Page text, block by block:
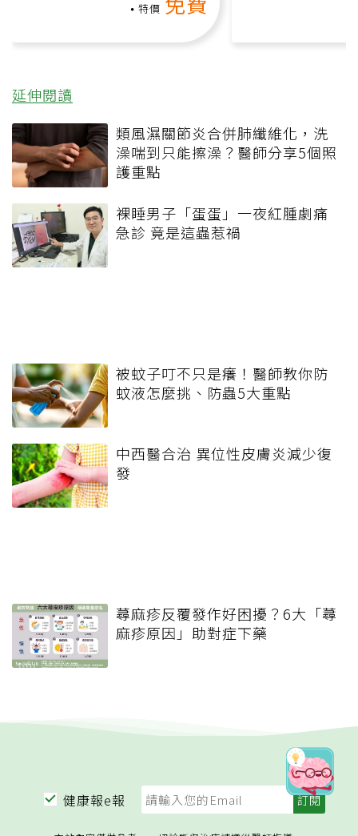
特價
延伸閱讀
類風濕關節炎合併肺纖維化，洗
澡喘到只能擦澡？醫師分享5個照
護重點
裸睡男子「蛋蛋」一夜紅腫劇痛
急診 竟是這蟲惹禍
被蚊子叮不只是癢！醫師教你防
蚊液怎麼挑、防蟲5大重點
中西醫合治 異位性皮膚炎減少復
發
蕁麻疹反覆發作好困擾？6大「蕁
麻疹原因」助對症下藥
健康報e報